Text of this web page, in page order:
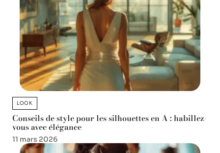
LOOK
Conseils de style pour les silhouettes en A : habillez-
vous avec élégance
11 mars 2026